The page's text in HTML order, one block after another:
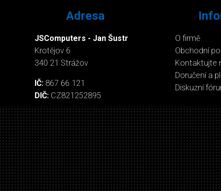
Adresa
JSComputers - Jan Šustr
Krotějov 6
340 21 Strážov
IČ: 867 66 121
DIČ: CZ821252895
O firmě
Obchodní
Kontaktujte
Doručení a
Diskuzní